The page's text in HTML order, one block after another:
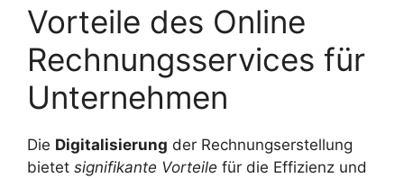
Vorteile des Online
Rechnungsservices für
Unternehmen
Die Digitalisierung der Rechnungserstellung
bietet signifikante Vorteile für die Effizienz und